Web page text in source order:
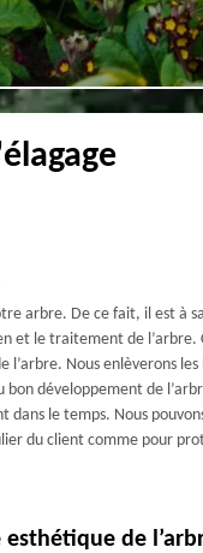
arbre. De ce fait, il est à
et le traitement de l’arbre.
l’arbre. Nous enlèverons
développement de
dans le temps. Nous
du client comme pour
esthétique de